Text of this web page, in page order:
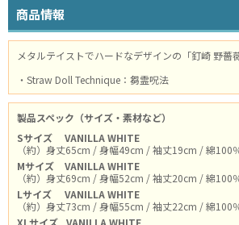
商品情報
メタルテイストでハードなデザインの「釘崎 野薔
・Straw Doll Technique：芻霊呪法
製品スペック（サイズ・素材など）
Sサイズ
VANILLA WHITE
（約）身丈65cm / 身幅49cm / 袖丈19cm / 綿100
Mサイズ
VANILLA WHITE
（約）身丈69cm / 身幅52cm / 袖丈20cm / 綿100
Lサイズ
VANILLA WHITE
（約）身丈73cm / 身幅55cm / 袖丈22cm / 綿100
XLサイズ VANILLA WHITE